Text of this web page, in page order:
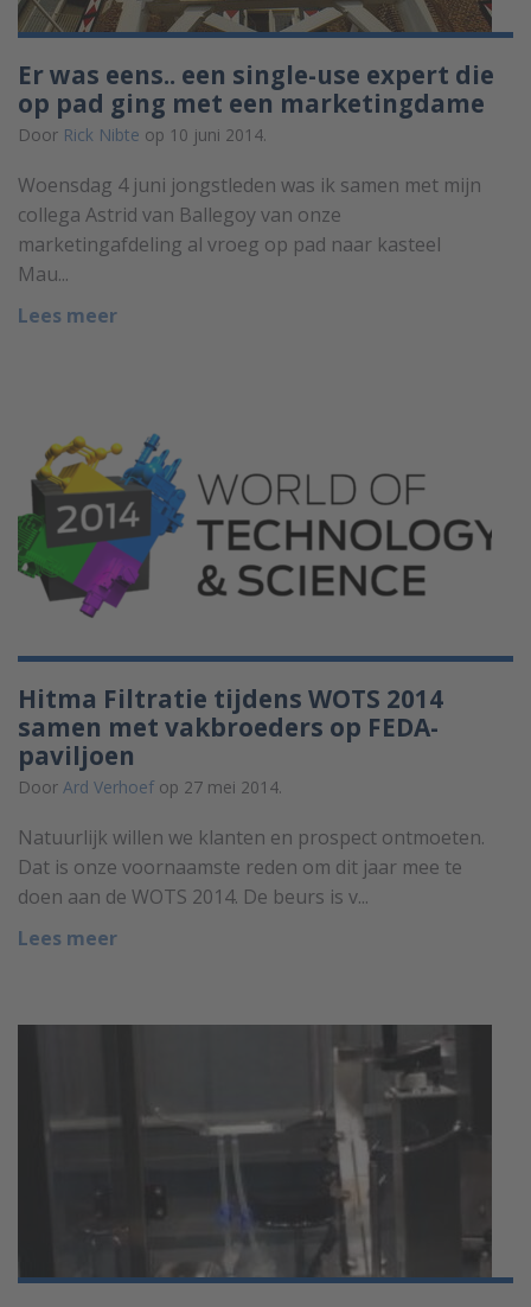
Er was eens.. een single-use expert die
op pad ging met een marketingdame
Door Rick Nibte op 10 juni 2014.
Woensdag 4 juni jongstleden was ik samen met mijn
collega Astrid van Ballegoy van onze
marketingafdeling al vroeg op pad naar kasteel
Mau...
Lees meer
Hitma Filtratie tijdens WOTS 2014
samen met vakbroeders op FEDA-
paviljoen
Door Ard Verhoef op 27 mei 2014.
Natuurlijk willen we klanten en prospect ontmoeten.
Dat is onze voornaamste reden om dit jaar mee te
doen aan de WOTS 2014. De beurs is v...
Lees meer